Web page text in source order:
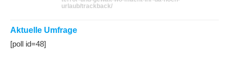
urlaub/trackback/
Aktuelle Umfrage
[poll id=48]